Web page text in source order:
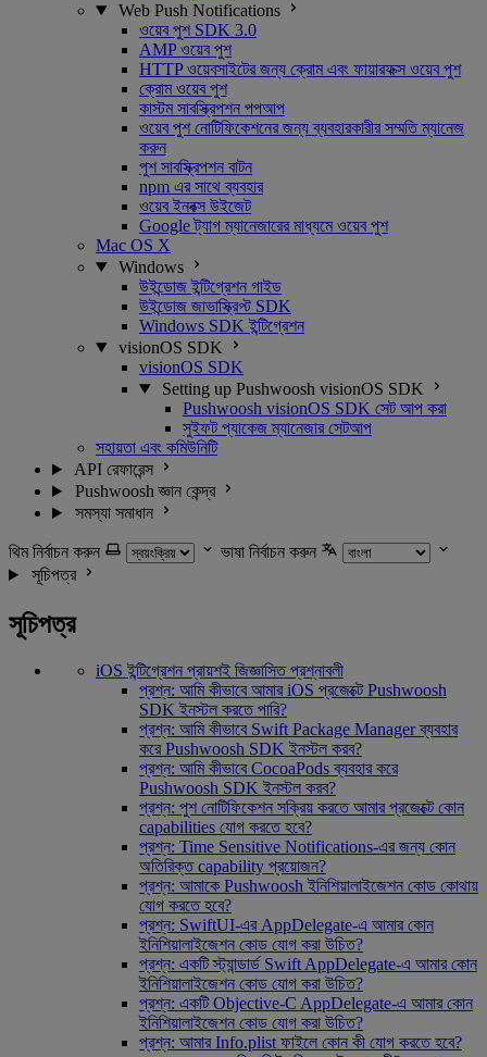
Web Push Notifications
ওয়েব পুশ SDK 3.0
AMP ওয়েব পুশ
HTTP ওয়েবসাইটের জন্য ক্রোম এবং ফায়ারফক্স ওয়েব পুশ
ক্রোম ওয়েব পুশ
কাস্টম সাবস্ক্রিপশন পপআপ
ওয়েব পুশ নোটিফিকেশনের জন্য ব্যবহারকারীর সম্মতি ম্যানেজ
করুন
পুশ সাবস্ক্রিপশন বাটন
npm এর সাথে ব্যবহার
ওয়েব ইনবক্স উইজেট
Google ট্যাগ ম্যানেজারের মাধ্যমে ওয়েব পুশ
Mac OS X
Windows
উইন্ডোজ ইন্টিগ্রেশন গাইড
উইন্ডোজ জাভাস্ক্রিপ্ট SDK
Windows SDK ইন্টিগ্রেশন
visionOS SDK
visionOS SDK
Setting up Pushwoosh visionOS SDK
Pushwoosh visionOS SDK সেট আপ করা
সুইফট প্যাকেজ ম্যানেজার সেটআপ
সহায়তা এবং কমিউনিটি
API রেফারেন্স
Pushwoosh জ্ঞান কেন্দ্র
সমস্যা সমাধান
থিম নির্বাচন করুন
ভাষা নির্বাচন করুন
সূচিপত্র
সূচিপত্র
iOS ইন্টিগ্রেশন প্রায়শই জিজ্ঞাসিত প্রশ্নাবলী
প্রশ্ন: আমি কীভাবে আমার iOS প্রজেক্টে Pushwoosh
SDK ইনস্টল করতে পারি?
প্রশ্ন: আমি কীভাবে Swift Package Manager ব্যবহার
করে Pushwoosh SDK ইনস্টল করব?
প্রশ্ন: আমি কীভাবে CocoaPods ব্যবহার করে
Pushwoosh SDK ইনস্টল করব?
প্রশ্ন: পুশ নোটিফিকেশন সক্রিয় করতে আমার প্রজেক্টে কোন
capabilities যোগ করতে হবে?
প্রশ্ন: Time Sensitive Notifications-এর জন্য কোন
অতিরিক্ত capability প্রয়োজন?
প্রশ্ন: আমাকে Pushwoosh ইনিশিয়ালাইজেশন কোড কোথায়
যোগ করতে হবে?
প্রশ্ন: SwiftUI-এর AppDelegate-এ আমার কোন
ইনিশিয়ালাইজেশন কোড যোগ করা উচিত?
প্রশ্ন: একটি স্ট্যান্ডার্ড Swift AppDelegate-এ আমার কোন
ইনিশিয়ালাইজেশন কোড যোগ করা উচিত?
প্রশ্ন: একটি Objective-C AppDelegate-এ আমার কোন
ইনিশিয়ালাইজেশন কোড যোগ করা উচিত?
প্রশ্ন: আমার Info.plist ফাইলে কোন কী যোগ করতে হবে?